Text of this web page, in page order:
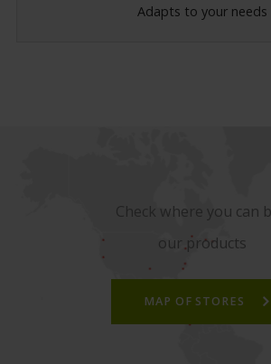
Adapts to your needs
Check where you can
our products
MAP OF STORES